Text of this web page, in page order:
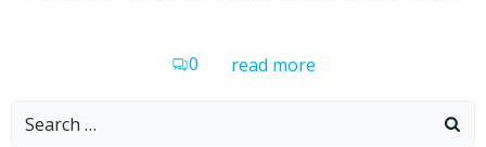
0 read more
Search